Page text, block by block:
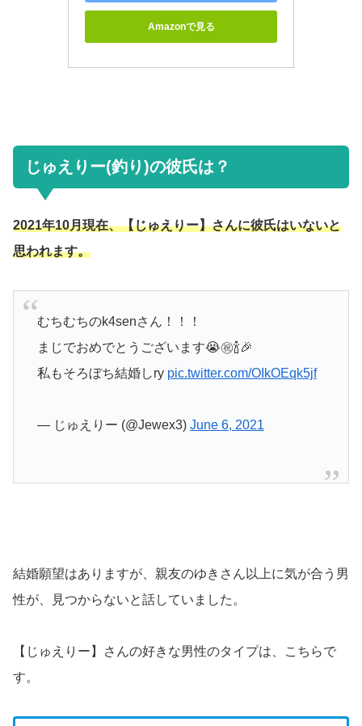
Amazonで見る
じゅえりー(釣り)の彼氏は？
2021年10月現在、【じゅえりー】さんに彼氏はいないと
思われます。
むちむちのk4senさん！！！
まじでおめでとうございます😭㊗️🍾🎉
私もそろぼち結婚しry pic.twitter.com/OIkOEqk5jf
— じゅえりー (@Jewex3) June 6, 2021
結婚願望はありますが、親友のゆきさん以上に気が合う男
性が、見つからないと話していました。
【じゅえりー】さんの好きな男性のタイプは、こちらで
す。